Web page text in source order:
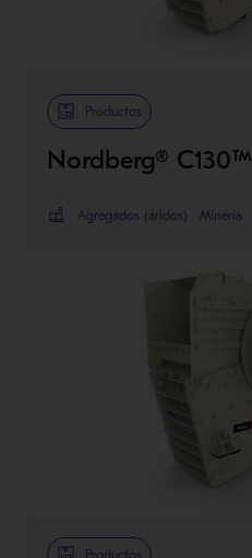
Productos
Nordberg® C130™
Agregados (áridos) Minería
Productos